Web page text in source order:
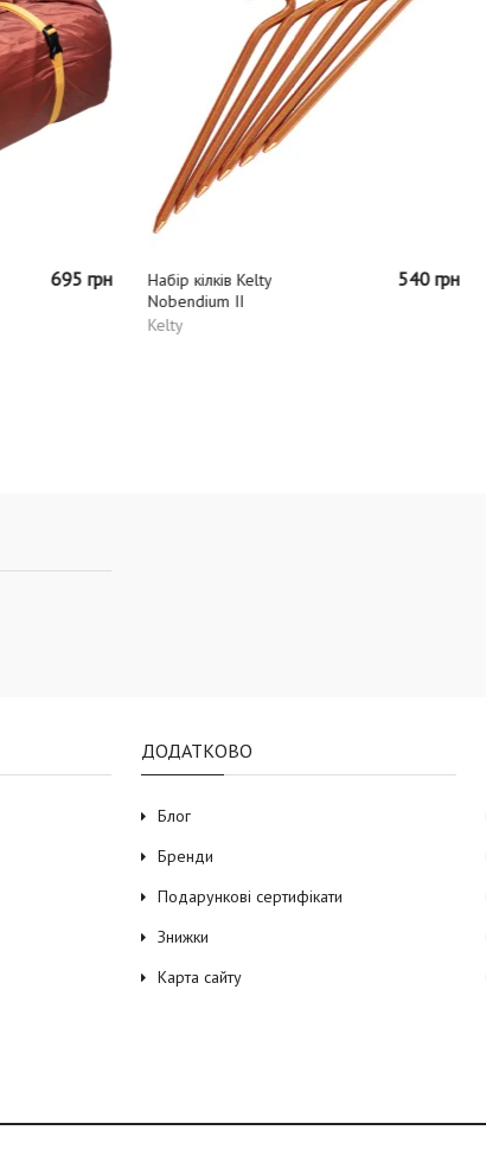
695 грн
Набір кілків Kelty
Nobendium II
Kelty
540 грн
ДОДАТКОВО
Блог
Бренди
Подарункові сертифікати
Знижки
Карта сайту